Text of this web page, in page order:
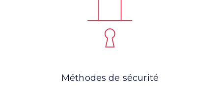
Méthodes de sécurité